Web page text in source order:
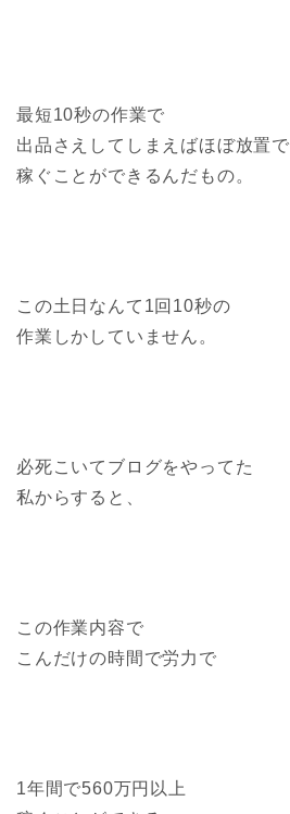
最短10秒の作業で
出品さえしてしまえばほぼ放置で
稼ぐことができるんだもの。
この土日なんて1回10秒の
作業しかしていません。
必死こいてブログをやってた
私からすると、
この作業内容で
こんだけの時間で労力で
1年間で560万円以上